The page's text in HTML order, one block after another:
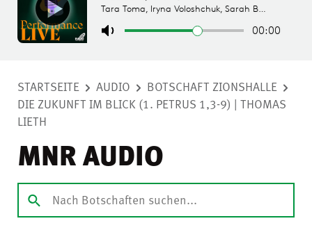
STARTSEITE AUDIO
BOTSCHAFT ZIONSHALLE
DIE ZUKUNFT IM BLICK (1. PETRUS 1,3-9) | THOMAS
LIETH
MNR AUDIO